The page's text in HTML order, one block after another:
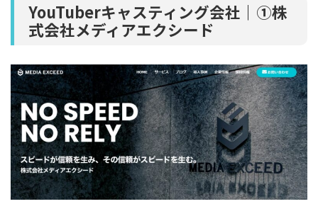
YouTuberキャスティング会社｜①株
式会社メディアエクシード